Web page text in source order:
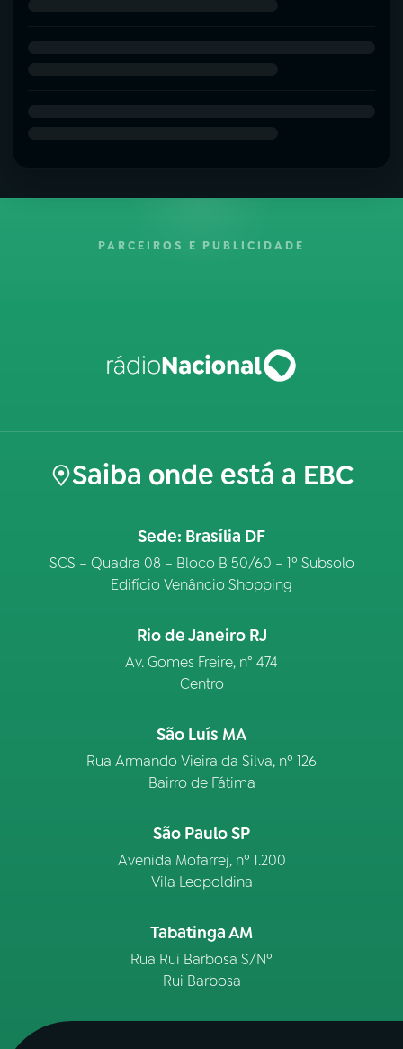
PARCEIROS E PUBLICIDADE
Saiba onde está a EBC
Sede: Brasília DF
SCS – Quadra 08 – Bloco B 50/60 – 1º Subsolo
Edifício Venâncio Shopping
Rio de Janeiro RJ
Av. Gomes Freire, n° 474
Centro
São Luís MA
Rua Armando Vieira da Silva, nº 126
Bairro de Fátima
São Paulo SP
Avenida Mofarrej, nº 1.200
Vila Leopoldina
Tabatinga AM
Rua Rui Barbosa S/Nº
Rui Barbosa